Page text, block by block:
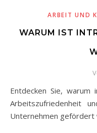
ARBEIT UND
WARUM IST
Entdecken Sie, warum intrinsische Motivation wichtig für
Arbeitszufriedenheit
Unternehmen gefördert